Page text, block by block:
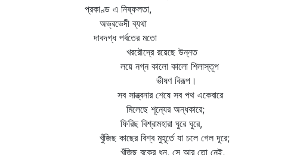
প্রকাণ্ড এ নিষ্ফলতা,
অভ্রভেদী ব্যথা
দাবদগ্ধ পর্বতের মতো
খররৌদ্রে রয়েছে উন্নত
লয়ে নগ্ন কালো কালো শিলাস্তূপ
ভীষণ বিরূপ।
সব সান্ত্বনার শেষে সব পথ একেবারে
মিলেছে শূন্যের অন্ধকারে;
ফিরিছ বিশ্রামহারা ঘুরে ঘুরে,
খুঁজিছ কাছের বিশ্ব মুহূর্তে যা চলে গেল দূরে;
খুঁজিছ বুকের ধন, সে আর তো নেই,